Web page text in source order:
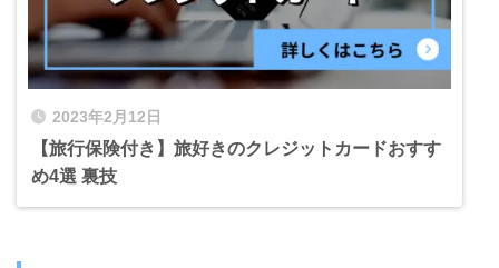
2023年2月12日
【旅行保険付き】旅好きのクレジットカードおすす
め4選 裏技